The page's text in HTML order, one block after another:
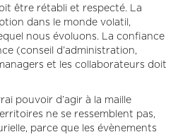
être rétabli et respecté. La
dans le monde volatil,
nous évoluons. La confiance
(conseil d’administration,
et les collaborateurs doit
pouvoir d’agir à la maille
ne se ressemblent pas,
parce que les évènements